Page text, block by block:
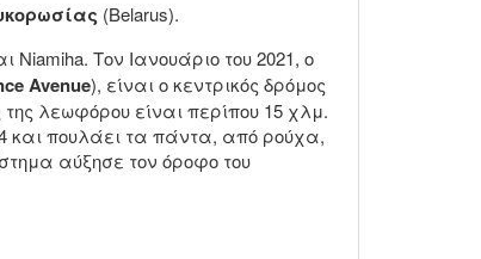
(Belarus).
Τον Ιανουάριο του 2021, ο
Avenue), είναι ο κεντρικός δρόμος
λεωφόρου είναι περίπου 15 χλμ.
και πουλάει τα πάντα, από ρούχα,
αύξησε τον όροφο του